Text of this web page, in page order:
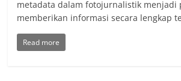
metadata dalam fotojurnalistik menjadi
memberikan informasi secara lengkap
Read more